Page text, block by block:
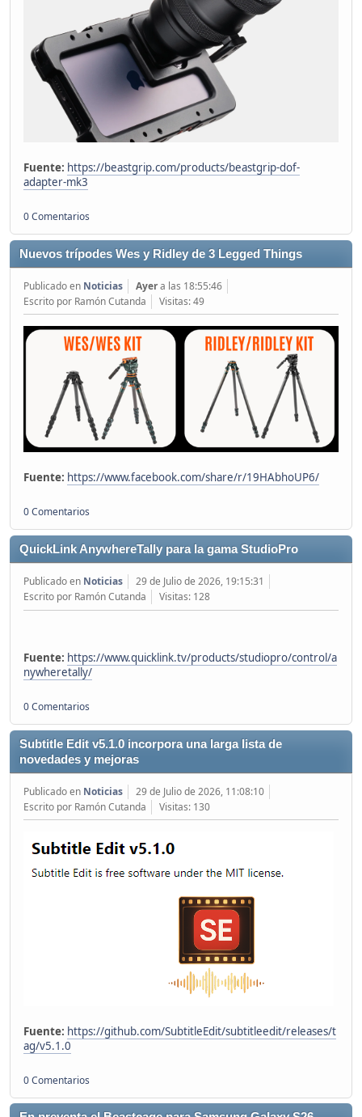
Fuente: https://beastgrip.com/products/beastgrip-dof-
adapter-mk3
0 Comentarios
Nuevos trípodes Wes y Ridley de 3 Legged Things
Publicado en Noticias Ayera las 18:55:46
Escrito por Ramón Cutanda
Visitas: 49
Fuente: https://www.facebook.com/share/r/19HAbhoUP6/
0 Comentarios
QuickLink AnywhereTally para la gama StudioPro
Publicado en Noticias
29 de Julio de 2026, 19:15:31
Escrito por Ramón Cutanda
Visitas: 128
Fuente: https://www.quicklink.tv/products/studiopro/control/a
nywheretally/
0 Comentarios
Subtitle Edit v5.1.0 incorpora una larga lista de
novedades y mejoras
Publicado en Noticias
29 de Julio de 2026, 11:08:10
Escrito por Ramón Cutanda
Visitas: 130
Fuente: https://github.com/SubtitleEdit/subtitleedit/releases/t
ag/v5.1.0
0 Comentarios